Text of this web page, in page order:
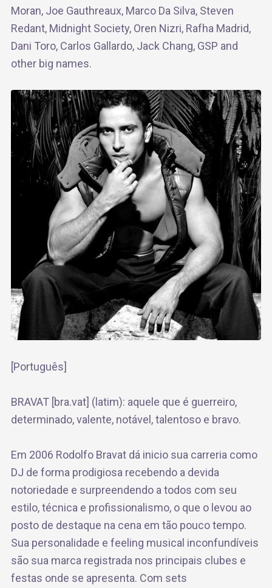
Moran, Joe Gauthreaux, Marco Da Silva, Steven
Redant, Midnight Society, Oren Nizri, Rafha Madrid,
Dani Toro, Carlos Gallardo, Jack Chang, GSP and
other big names.
[Português]
BRAVAT [bra.vat] (latim): aquele que é guerreiro,
determinado, valente, notável, talentoso e bravo.
Em 2006 Rodolfo Bravat dá inicio sua carreria como
DJ de forma prodigiosa recebendo a devida
notoriedade e surpreendendo a todos com seu
estilo, técnica e profissionalismo, o que o levou ao
posto de destaque na cena em tão pouco tempo.
Sua personalidade e feeling musical inconfundíveis
são sua marca registrada nos principais clubes e
festas onde se apresenta. Com sets